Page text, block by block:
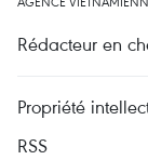
Rédacteur en
Propriété
RSS